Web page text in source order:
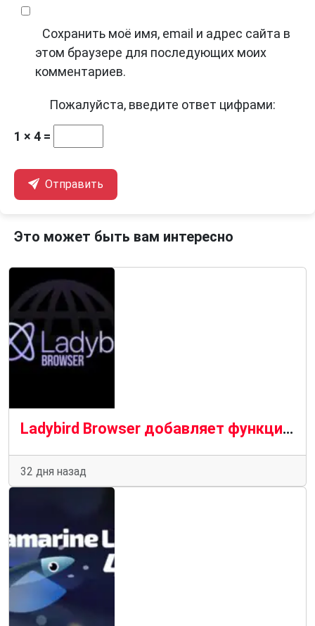
Сохранить моё имя, email и адрес сайта в
этом браузере для последующих моих
комментариев.
Пожалуйста, введите ответ цифрами:
1 × 4 =
Отправить
Это может быть вам интересно
Ladybird Browser добавляет функции загрузки, истории и песочницы Linux
32 дня назад